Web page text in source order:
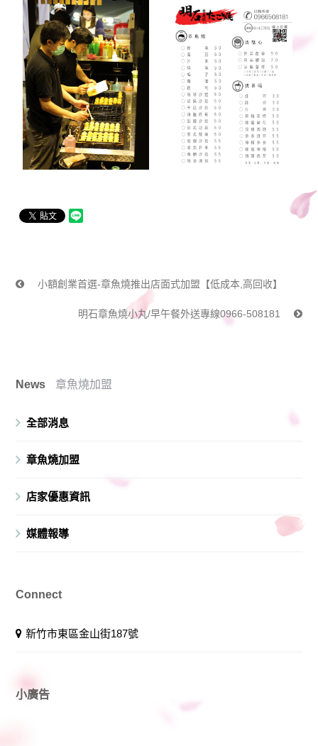
小額創業首選-章魚燒推出店面式加盟【低成本,高回收】
明石章魚燒小丸/早午餐外送專線0966-508181
News 章魚燒加盟
全部消息
章魚燒加盟
店家優惠資訊
媒體報導
Connect
新竹市東區金山街187號
小廣告